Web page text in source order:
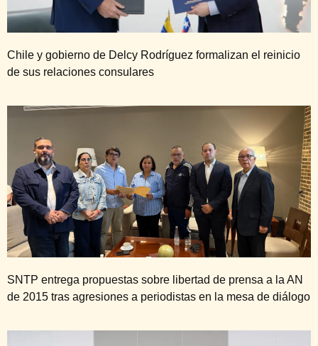
Chile y gobierno de Delcy Rodríguez formalizan el reinicio
de sus relaciones consulares
SNTP entrega propuestas sobre libertad de prensa a la AN
de 2015 tras agresiones a periodistas en la mesa de diálogo